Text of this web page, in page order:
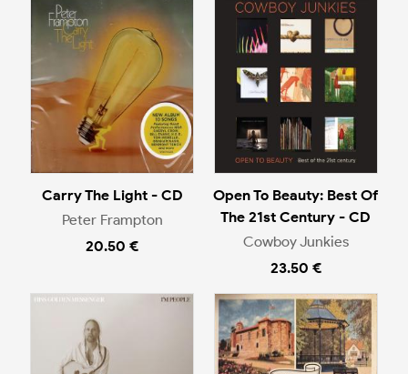
Carry The Light - CD
Peter Frampton
20.50 €
Open To Beauty: Best Of
The 21st Century - CD
Cowboy Junkies
23.50 €